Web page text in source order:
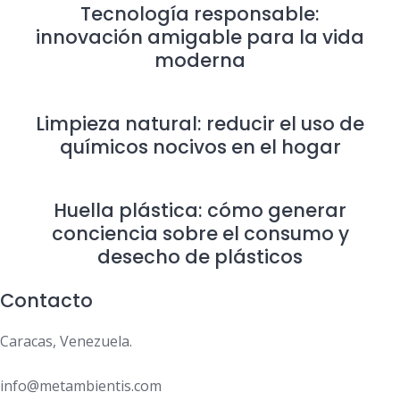
Tecnología responsable:
innovación amigable para la vida
moderna
Limpieza natural: reducir el uso de
químicos nocivos en el hogar
Huella plástica: cómo generar
conciencia sobre el consumo y
desecho de plásticos
Contacto
Caracas, Venezuela.
info@metambientis.com